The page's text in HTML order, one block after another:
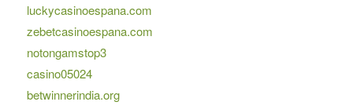
luckycasinoespana.com
zebetcasinoespana.com
notongamstop3
casino05024
betwinnerindia.org